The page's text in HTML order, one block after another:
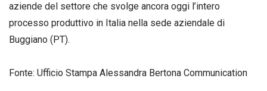
aziende del settore che svolge ancora oggi l’intero
processo produttivo in Italia nella sede aziendale di
Buggiano (PT).
Fonte: Ufficio Stampa Alessandra Bertona Communication